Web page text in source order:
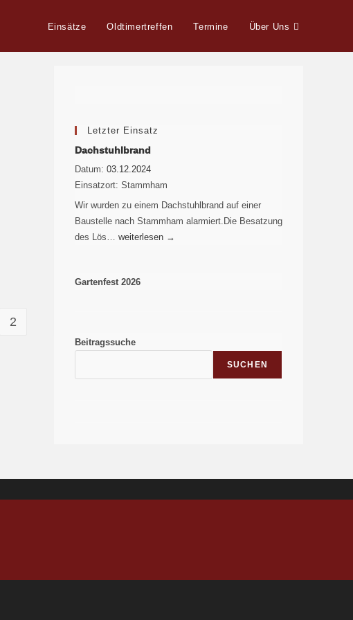
Einsätze Oldtimertreffen Termine Über Uns
2
Letzter Einsatz
Dachstuhlbrand
Datum: 03.12.2024
Einsatzort: Stammham
Wir wurden zu einem Dachstuhlbrand auf einer
Baustelle nach Stammham alarmiert.Die Besatzung
des Lös… weiterlesen →
Gartenfest 2026
Beitragssuche
SUCHEN